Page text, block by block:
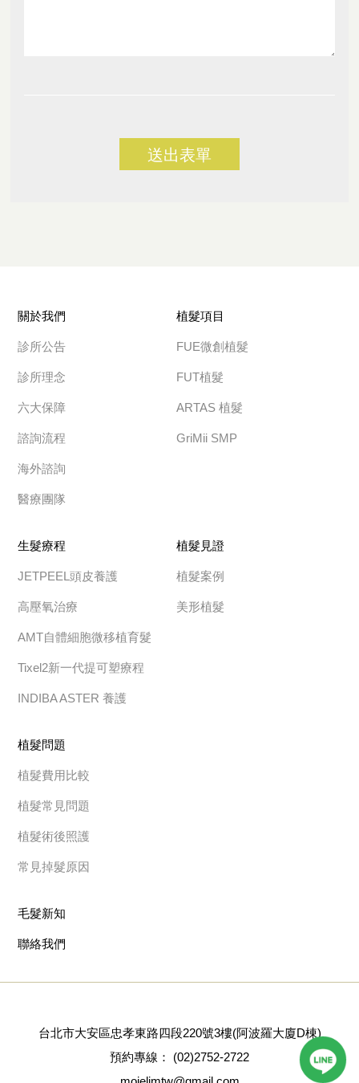
送出表單
關於我們
診所公告
診所理念
六大保障
諮詢流程
海外諮詢
醫療團隊
植髮項目
FUE微創植髮
FUT植髮
ARTAS 植髮
GriMii SMP
生髮療程
JETPEEL頭皮養護
高壓氧治療
AMT自體細胞微移植育髮
Tixel2新一代提可塑療程
INDIBA ASTER 養護
植髮見證
植髮案例
美形植髮
植髮問題
植髮費用比較
植髮常見問題
植髮術後照護
常見掉髮原因
毛髮新知
聯絡我們
台北市大安區忠孝東路四段220號3樓(阿波羅大廈D棟)
預約專線：
(02)2752-2722